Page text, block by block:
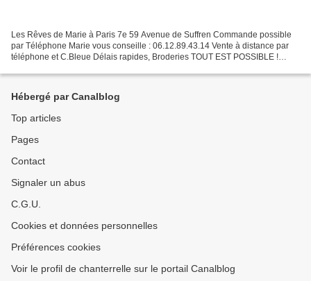
Les Rêves de Marie à Paris 7e 59 Avenue de Suffren Commande possible
par Téléphone Marie vous conseille : 06.12.89.43.14 Vente à distance par
téléphone et C.Bleue Délais rapides, Broderies TOUT EST POSSIBLE !
Hébergé par Canalblog
Top articles
Pages
Contact
Signaler un abus
C.G.U.
Cookies et données personnelles
Préférences cookies
Voir le profil de chanterrelle sur le portail Canalblog